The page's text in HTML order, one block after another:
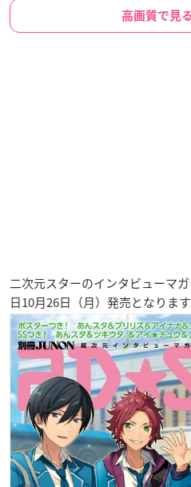
高画質で見
二次元スターのインタビューマ
日10月26日（月）発売となります